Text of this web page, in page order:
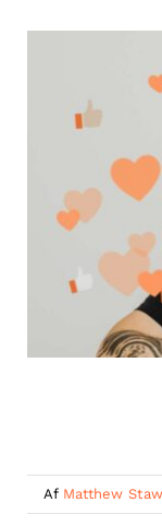
Af Matthew